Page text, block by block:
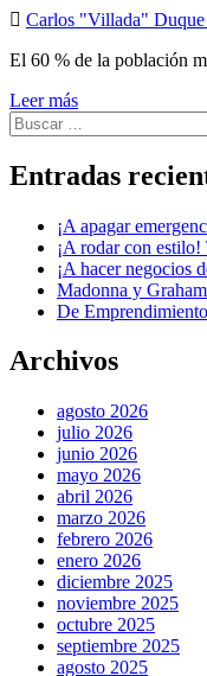
Carlos "Villada" Duque
El 60 % de la población
Leer más
Buscar:
Entradas
¡A apagar
¡A rodar con
¡A hacer negocios
Madonna y
De
Archivos
agosto 2026
julio 2026
junio 2026
mayo 2026
abril 2026
marzo 2026
febrero 2026
enero 2026
diciembre 2025
noviembre 2025
octubre 2025
septiembre 2025
agosto 2025